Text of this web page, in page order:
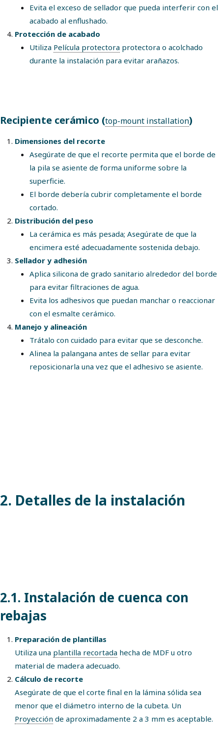
Evita el exceso de sellador que pueda interferir con el
acabado al enflushado.
Protección de acabado
Utiliza Película protectora protectora o acolchado
durante la instalación para evitar arañazos.
Recipiente cerámico (top-mount installation)
Dimensiones del recorte
Asegúrate de que el recorte permita que el borde de
la pila se asiente de forma uniforme sobre la
superficie.
El borde debería cubrir completamente el borde
cortado.
Distribución del peso
La cerámica es más pesada; Asegúrate de que la
encimera esté adecuadamente sostenida debajo.
Sellador y adhesión
Aplica silicona de grado sanitario alrededor del borde
para evitar filtraciones de agua.
Evita los adhesivos que puedan manchar o reaccionar
con el esmalte cerámico.
Manejo y alineación
Trátalo con cuidado para evitar que se desconche.
Alinea la palangana antes de sellar para evitar
reposicionarla una vez que el adhesivo se asiente.
2. Detalles de la instalación
2.1. Instalación de cuenca con
rebajas
Preparación de plantillas
Utiliza una plantilla recortada hecha de MDF u otro
material de madera adecuado.
Cálculo de recorte
Asegúrate de que el corte final en la lámina sólida sea
menor que el diámetro interno de la cubeta. Un
Proyección de aproximadamente 2 a 3 mm es aceptable.